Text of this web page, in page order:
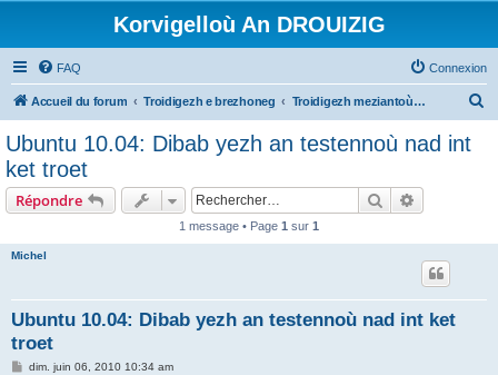
Korvigelloù An DROUIZIG
FAQ Connexion
Accueil du forum Troidigezh e brezhoneg Troidigezh meziantoù all (frank a wirioù evit an darn vrasañ anezho)
Ubuntu 10.04: Dibab yezh an testennoù nad int
ket troet
Répondre Rechercher
1 message • Page 1 sur 1
Michel
Ubuntu 10.04: Dibab yezh an testennoù nad int ket
troet
Mdim. juin 06, 2010 10:34 am